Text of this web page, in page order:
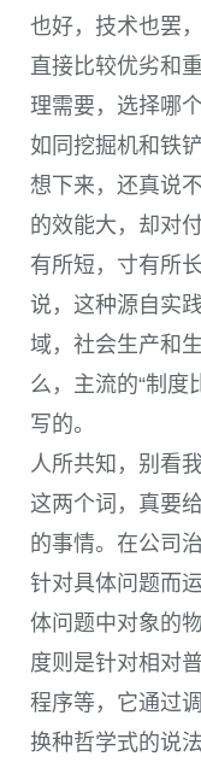
也好，技术也罢
直接比较优劣和
理需要，选择哪
如同挖掘机和铁
想下来，还真说
的效能大，却对
有所短，寸有所
说，这种源自实
域，社会生产和
么，主流的“制度
写的。
人所共知，别看
这两个词，真要
的事情。在公司
针对具体问题而
体问题中对象的
度则是针对相对
程序等，它通过
换种哲学式的说